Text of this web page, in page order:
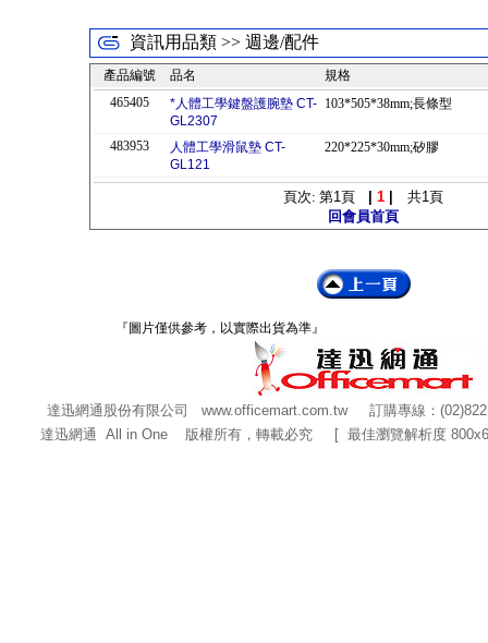
資訊用品類 >> 週邊/配件
產品編號 品名
規格
465405
*人體工學鍵盤護腕墊 CT-
GL2307
103*505*38mm;長條型
483953
人體工學滑鼠墊 CT-
GL121
220*225*30mm;矽膠
頁次: 第1頁 1| 共1頁
回會員首頁
『圖片僅供參考，以實際出貨為準』
達迅網通股份有限公司 www.officemart.com.tw訂購專線：
達迅網通 All in One 版權所有，轉載必究 [ 最佳瀏覽解析度